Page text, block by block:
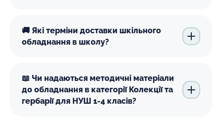
🚚 Які терміни доставки шкільного
обладнання в школу?
📖 Чи надаються методичні матеріали
до обладнання в категорії Колекції та
гербарії для НУШ 1-4 класів?